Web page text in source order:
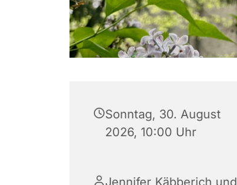
Sonntag, 30. August
2026, 10:00 Uhr